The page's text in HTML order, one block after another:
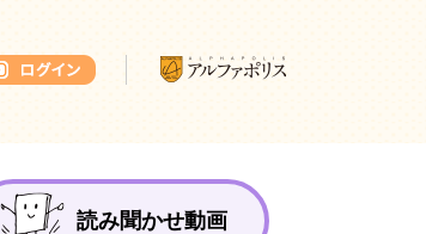
読み聞かせ動画